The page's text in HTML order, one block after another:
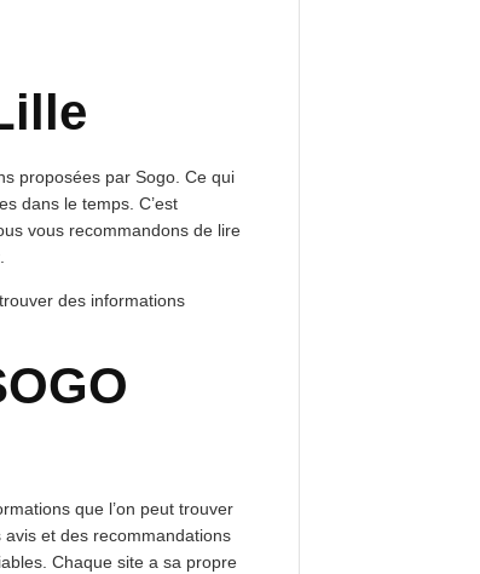
proposées par Sogo. Ce qui
dans le temps. C’est
vous recommandons de lire
des informations
que l’on peut trouver
et des recommandations
Chaque site a sa propre